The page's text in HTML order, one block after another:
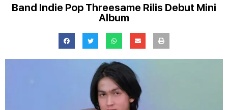
Band Indie Pop Threesame Rilis Debut Mini
Album